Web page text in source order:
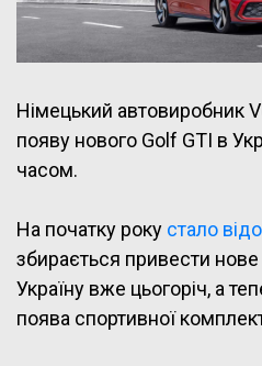
Німецький автовиробник
появу нового Golf GTI в
часом.
На початку року стало
збирається привести
Україну вже цьогоріч, а
поява спортивної